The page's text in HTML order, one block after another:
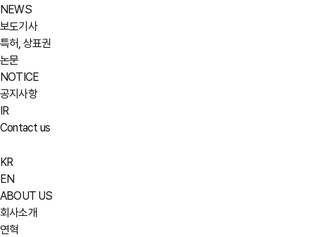
NEWS
보도기사
특허, 상표권
논문
NOTICE
공지사항
IR
Contact us
KR
EN
ABOUT US
회사소개
연혁